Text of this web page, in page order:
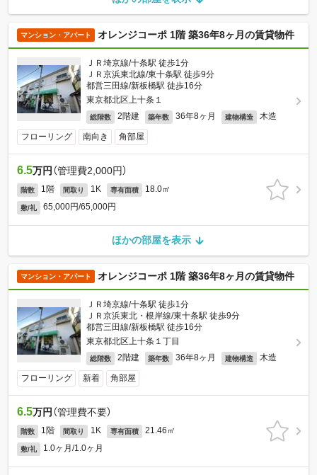
マンション・アパート オレンジコーポ 1階 築36年8ヶ月の賃貸物件
ＪＲ埼京線/十条駅 徒歩1分
ＪＲ京浜東北線/東十条駅 徒歩9分
都営三田線/新板橋駅 徒歩16分
東京都北区上十条１
総階数 2階建 築年数 36年8ヶ月 建物構造 木造
フローリング 南向き 角部屋
6.5万円 （管理費2,000円）
階数 1階 間取り 1K 専有面積 18.0㎡
敷/礼 65,000円/65,000円
ほかの部屋を表示
マンション・アパート オレンジコーポ 1階 築36年8ヶ月の賃貸物件
ＪＲ埼京線/十条駅 徒歩1分
ＪＲ京浜東北・根岸線/東十条駅 徒歩9分
都営三田線/新板橋駅 徒歩16分
東京都北区上十条１丁目
総階数 2階建 築年数 36年8ヶ月 建物構造 木造
フローリング 新着 角部屋
6.5万円 （管理費不要）
階数 1階 間取り 1K 専有面積 21.46㎡
敷/礼 1.0ヶ月/1.0ヶ月